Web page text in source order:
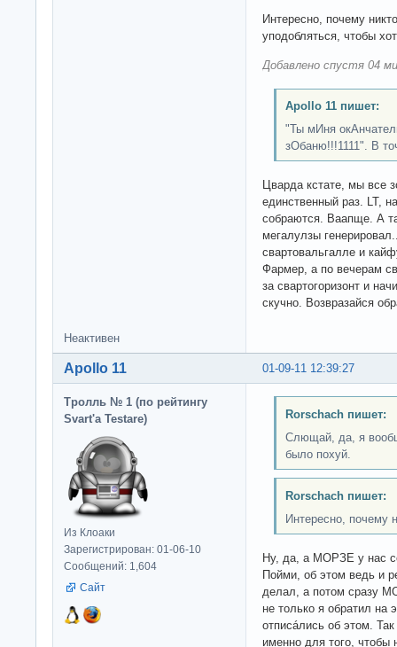
Интересно, почему
уподобляться, чтобы
Добавлено спустя 04
Apollo 11 пишет:
"Ты мИня
зОбаню!!!1111". В
Цварда кстате, мы все
единственный раз. LT,
собраются. Ваапще. А
мегалулзы
свартовальгалле и
Фармер, а по вечерам
за свартогоризонт и
скучно. Возвразайся
Неактивен
01-09-11 12:39:27
Apollo 11
Тролль № 1 (по рейтингу
Svart'а Testare)
Из Клоаки
Зарегистрирован: 01-06-10
Сообщений: 1,604
Сайт
Rorschach пишет:
Слющай, да, я
было похуй.
Rorschach пишет:
Интересно, почему
Ну, да, а МОРЗЕ у нас
Пойми, об этом ведь и
делал, а потом сразу
не только я обратил на
отписáлись об этом.
именно для того,